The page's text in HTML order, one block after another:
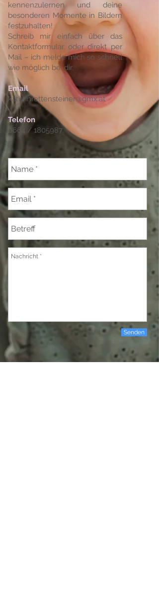
kennenzulernen und deine
besonderen Momente in Bildern
festzuhalten!
Schreib mir einfach über das
Kontaktformular oder direkt per
Mail – ich melde mich so schnell
wie möglich bei dir.
Email
kathrinrettensteiner@gmx.at
Telefon
0664 / 1805987
Senden